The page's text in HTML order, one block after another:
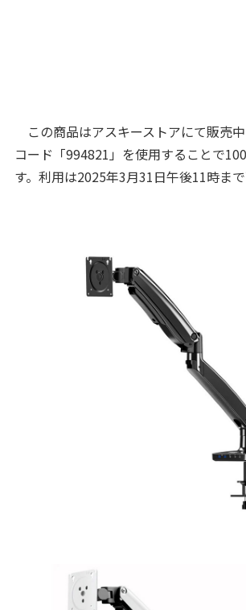
この商品はアスキーストアにて販売
コード「994821」を使用することで
す。利用は2025年3月31日午後11時まで